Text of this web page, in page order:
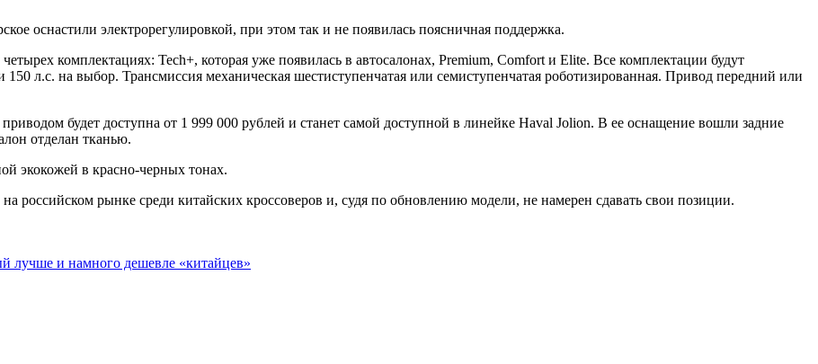
оснастили электрорегулировкой, при этом так и не появилась поясничная поддержка.
комплектациях: Tech+, которая уже появилась в автосалонах, Premium, Comfort и Elite. Все комплектации будут
л.с. на выбор. Трансмиссия механическая шестиступенчатая или семиступенчатая роботизированная. Привод передний или
будет доступна от 1 999 000 рублей и станет самой доступной в линейке Haval Jolion. В ее оснащение вошли задние
отделан тканью.
экокожей в красно-черных тонах.
российском рынке среди китайских кроссоверов и, судя по обновлению модели, не намерен сдавать свои позиции.
лучше и намного дешевле «китайцев»